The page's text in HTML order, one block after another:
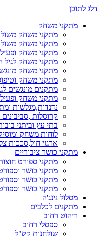
דלג לתוכן
מתקני משחק
מתקני משחק
מתקני משחק
מתקני משחק
מתקני משחק לגיל
מתקני משחק
מתקני משחק
מתקנים מונגשים
מתקני משחק
נדנדות,מגלשות
קרוסלות ,סביבונים
בתי עץ וביתני
לוחות משחק
ארגזי חול,סככות
מתקני כושר ציבוריים
מתקני ספורט
מתקני כושר
מתקני כושר
מתקני כושר
מסלול נינג'ה
מתקנים לכלבים
ריהוט רחוב
ספסלי רחוב
שולחנות קק"ל